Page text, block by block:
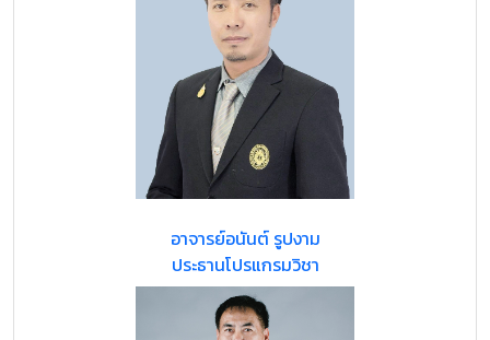
อาจารย์อนันต์ รูปงาม
ประธานโปรแกรมวิชา